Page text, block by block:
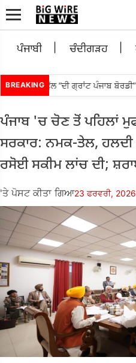
ਪੰਜਾਬੀ ਚੰਦੀਗੜਹ
BREAKING
ਪੰਜਾਬੀ ਫੁੱਲ “ਦੀ ਗ੍ਰਾਂਟ ਪੰਜਾਬ ਬੋਰਡੀ”
ਪੰਜਾਬ 'ਚ ਚੋਣ ਤੋਂ ਪਹਿਲਾਂ
ਸਰਕਾਰ: ਨਮਕ-ਤੇਲ,
ਰਸੋਈ ਸਕੀਮ ਲਾਂਚ ਦੀ;
'ਤੇ ਪੋਸਟ ਕੀਤਾ ਗਿਆ23 ਫਰਵਰੀ, 2026